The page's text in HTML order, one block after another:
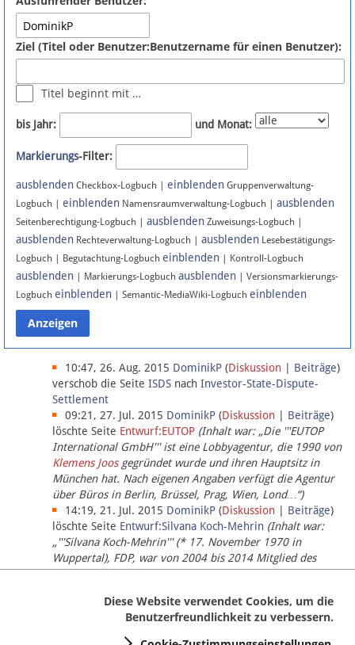
Fehler melden
Newsletter
Bluesky
Facebook
Instagram
Anmelden
Datenschutz
Über Lobbypedia
Impressum
Ziel (Titel oder Benutzer:Benutzername für einen Benutzer):
Titel beginnt mit …
bis Jahr: und Monat:
Markierungs-Filter:
ausblenden Checkbox-Logbuch | einblenden Gruppenverwaltung-
Logbuch | einblenden Namensraumverwaltung-Logbuch | ausblenden
Seitenberechtigung-Logbuch | ausblenden Zuweisungs-Logbuch |
ausblenden Rechteverwaltung-Logbuch | ausblenden Lesebestätigungs-
Logbuch | Begutachtung-Logbuch einblenden | Kontroll-Logbuch
ausblenden | Markierungs-Logbuch ausblenden | Versionsmarkierungs-
Logbuch einblenden | Semantic-MediaWiki-Logbuch einblenden
10:47, 26. Aug. 2015 DominikP (Diskussion Beiträge)
verschob die Seite ISDS nach Investor-State-Dispute-
Settlement
09:21, 27. Jul. 2015 DominikP (Diskussion Beiträge)
löschte Seite Entwurf:EUTOP (Inhalt war: „Die '''EUTOP
International GmbH''' ist eine Lobbyagentur, die 1990 von
Klemens Joosgegründet wurde und ihren Hauptsitz in
München hat. Nach eigenen Angaben verfügt die Agentur
über Büros in Berlin, Brüssel, Prag, Wien, Lond…“)
14:19, 21. Jul. 2015 DominikP (Diskussion Beiträge)
löschte Seite Entwurf:Silvana Koch-Mehrin (Inhalt war:
„'''Silvana Koch-Mehrin''' (* 17. November 1970 in
Wuppertal), FDP, war von 2004 bis 2014 Mitglied des
Europäischen Parlaments, seit November 2014 ist sie für
Diese Website verwendet Cookies, um die
Benutzerfreundlichkeit zu verbessern.